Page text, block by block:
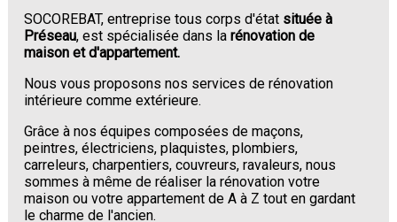
SOCOREBAT, entreprise tous corps d'état située à
Préseau, est spécialisée dans larénovation de
maison et d'appartement.
Nous vous proposons nos services de rénovation
intérieure comme extérieure.
Grâce à nos équipes composées de maçons,
peintres, électriciens, plaquistes, plombiers,
carreleurs, charpentiers, couvreurs, ravaleurs, nous
sommes à même de réaliser la rénovation votre
maison ou votre appartement de A à Z tout en gardant
le charme de l'ancien.